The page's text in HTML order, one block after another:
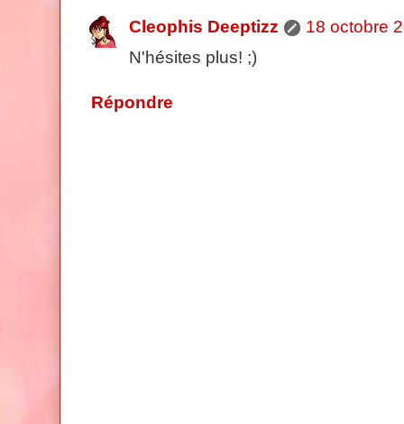
Cleophis Deeptizz
18 octobre
N'hésites plus! ;)
Répondre